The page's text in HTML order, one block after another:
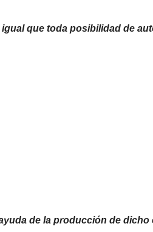
que toda posibilidad de
de la producción de dicho